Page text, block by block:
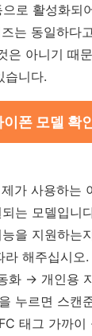
로 활성화되
는 동일하다
은 아니기 때
습니다.
폰 모델 확
가 사용하는
는 모델입니
을 지원하는
해주십시오
화 → 개인용
누르면 스캔
태그 가까이